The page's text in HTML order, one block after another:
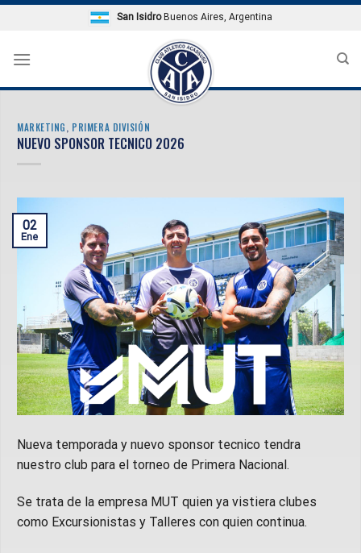
Skip
San IsidroBuenos Aires, Argentina
MARKETING PRIMERA DIVISIÓN
NUEVO SPONSOR TECNICO 2026
02
Ene
Nueva temporada y nuevo sponsor tecnico tendra
nuestro club para el torneo de Primera Nacional.
Se trata de la empresa MUT quien ya vistiera clubes
como Excursionistas y Talleres con quien continua.